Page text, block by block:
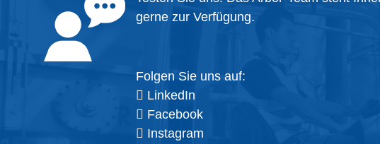
gerne zur Verfügung.
Folgen Sie uns auf:
LinkedIn
Facebook
Instagram